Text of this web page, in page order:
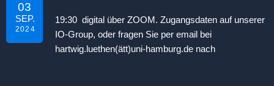
03
SEP.
2024
19:30 digital über ZOOM. Zugangsdaten auf unserer
IO-Group, oder fragen Sie per email bei
hartwig.luethen(ätt)uni-hamburg.de nach